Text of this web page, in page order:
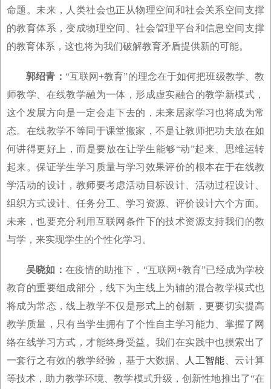
命题。未来，人类社会也正从物理空间和社会关系空间支撑
的教育体系，变成物理空间、社会管理平台和信息空间支撑
的教育体系，这也将为我们破解教育矛盾提供新的可能。
郭绍青： “互联网+教育”的理念在于如何把班级教学、教
师教学、在线教学融为一体，形成虚实融合的教学新模式，
这个发展方向是一定会走下去的，未来居家学习也将成为常
态。在线教学不等同于课堂搬家，不是让教师把功夫放在如
何讲得更好上，而是要放在让学生能够“动”起来、思维运转
起来。保证学生学习质量与学习效果评价的根本在于在线教
学活动的设计，教师要考虑活动目标设计、活动过程设计、
组织方式设计、任务分工、学习资源、评价设计六个方面。
未来，也要充分利用互联网条件下的技术资源支持我们的教
与学，来实现学生的个性化学习。
吴晓如： 在疫情的助推下，“互联网+教育”已经成为学校
教育的重要组成部分，线下为主线上为辅的混合教学模式也
将成为常态，线上教学不仅是形式上的创新，更要切实提高
教学质量，只有当学生拥有了个性自主学习能力、掌握了网
络在线学习方式，才能终身受益。我们在实践中也摸索出了
一套行之有效的教学经验，基于大数据、
人工智能 、云计算
等技术，助力教学环境、教学模式升级，创新性地推出了“在